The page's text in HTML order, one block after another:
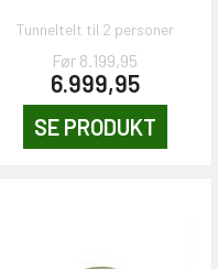
Tunneltelt til 2 personer
Før 8.199,95
6.999,95
SE PRODUKT